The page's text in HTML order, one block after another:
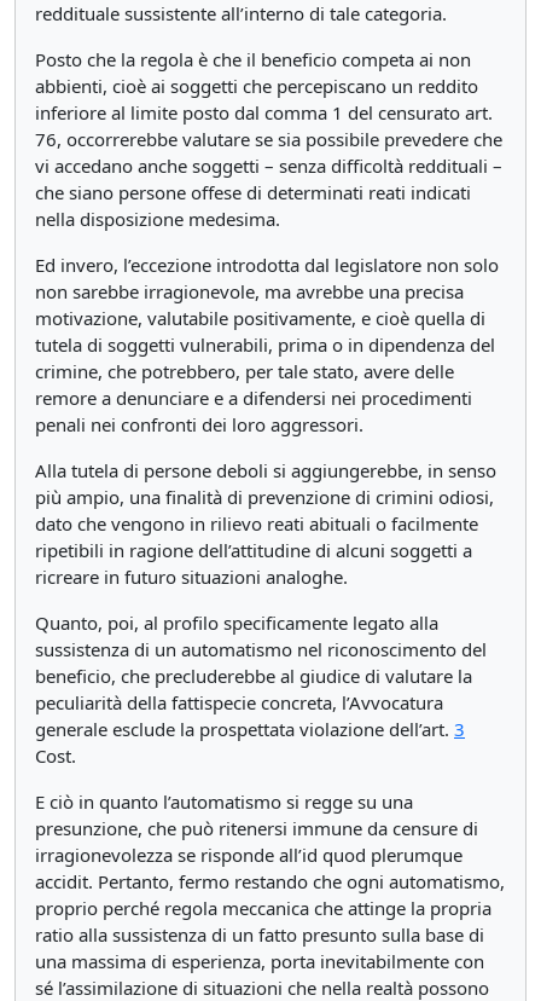
reddituale sussistente all’interno di tale categoria.
Posto che la regola è che il beneficio competa ai non
abbienti, cioè ai soggetti che percepiscano un reddito
inferiore al limite posto dal comma 1 del censurato art.
76, occorrerebbe valutare se sia possibile prevedere che
vi accedano anche soggetti – senza difficoltà reddituali –
che siano persone offese di determinati reati indicati
nella disposizione medesima.
Ed invero, l’eccezione introdotta dal legislatore non solo
non sarebbe irragionevole, ma avrebbe una precisa
motivazione, valutabile positivamente, e cioè quella di
tutela di soggetti vulnerabili, prima o in dipendenza del
crimine, che potrebbero, per tale stato, avere delle
remore a denunciare e a difendersi nei procedimenti
penali nei confronti dei loro aggressori.
Alla tutela di persone deboli si aggiungerebbe, in senso
più ampio, una finalità di prevenzione di crimini odiosi,
dato che vengono in rilievo reati abituali o facilmente
ripetibili in ragione dell’attitudine di alcuni soggetti a
ricreare in futuro situazioni analoghe.
Quanto, poi, al profilo specificamente legato alla
sussistenza di un automatismo nel riconoscimento del
beneficio, che precluderebbe al giudice di valutare la
peculiarità della fattispecie concreta, l’Avvocatura
generale esclude la prospettata violazione dell’art. 3
Cost.
E ciò in quanto l’automatismo si regge su una
presunzione, che può ritenersi immune da censure di
irragionevolezza se risponde all’id quod plerumque
accidit. Pertanto, fermo restando che ogni automatismo,
proprio perché regola meccanica che attinge la propria
ratio alla sussistenza di un fatto presunto sulla base di
una massima di esperienza, porta inevitabilmente con
sé l’assimilazione di situazioni che nella realtà possono